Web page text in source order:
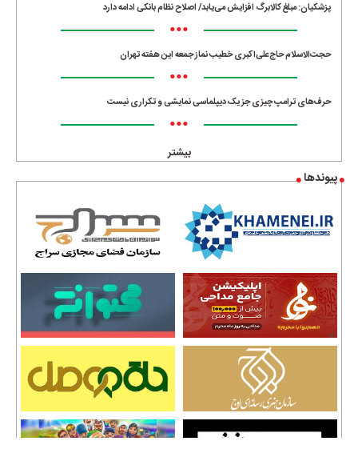
پزشکیان: مبلغ کالابرگ افزایش می‌یابد/ اصلاح نظام بانکی ادامه دارد
•••
حجت‌الاسلام حاج‌علی‌اکبری خطیب نماز جمعه این هفته تهران
•••
حرف‌های ترامپ چیزی جز یک دیپلماسی نمایشی و تکراری نیست
•••
بیشتر
پیوندها